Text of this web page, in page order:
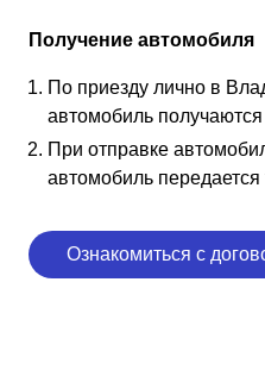
Получение автомобиля
По приезду лично в
автомобиль
При отправке
автомобиль
Ознакомиться с